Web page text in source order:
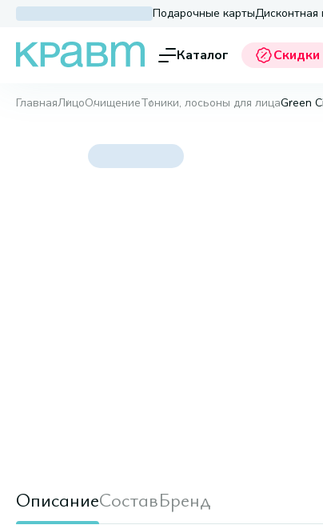
Подарочные картыДисконтная
Каталог Скидки
ГлавнаяЛицоОчищениеТоники, лосьоны для лицаGreen
ОписаниеСоставБренд